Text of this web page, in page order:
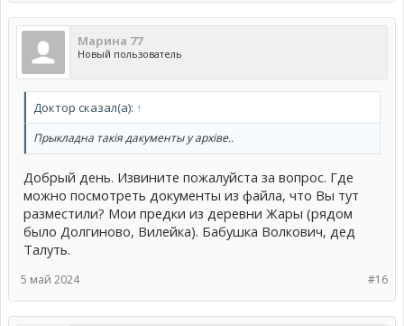
Марина 77
Новый пользователь
Доктор сказал(а): ↑
Прыкладна такiя дакументы у архiве..
Добрый день. Извините пожалуйста за вопрос. Где
можно посмотреть документы из файла, что Вы тут
разместили? Мои предки из деревни Жары (рядом
было Долгиново, Вилейка). Бабушка Волкович, дед
Талуть.
#16
5 май 2024